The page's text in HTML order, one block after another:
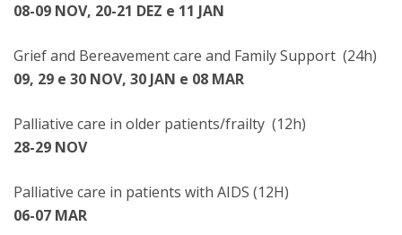
08-09 NOV, 20-21 DEZ e 11 JAN
Grief and Bereavement care and Family Support (24h)
09, 29 e 30 NOV, 30 JAN e 08 MAR
Palliative care in older patients/frailty (12h)
28-29 NOV
Palliative care in patients with AIDS (12H)
06-07 MAR